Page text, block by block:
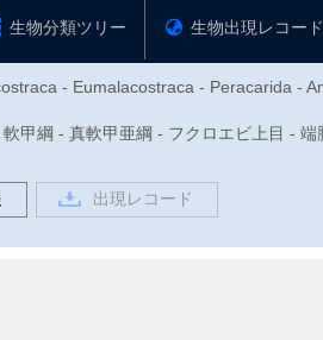
生物分類ツリー 生物出現レコード
- Eumalacostraca - Peracarida -
甲綱 - 真軟甲亜綱 - フクロエビ上目 -
出現レコード